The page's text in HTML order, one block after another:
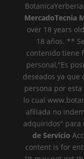
MercadoTecnia
over 18 years
18 años. **
contenido tiene
personal,"Es
deseados ya
persona por
lo cual
afiliada no
adquiridos" para
de Servicio
content is for